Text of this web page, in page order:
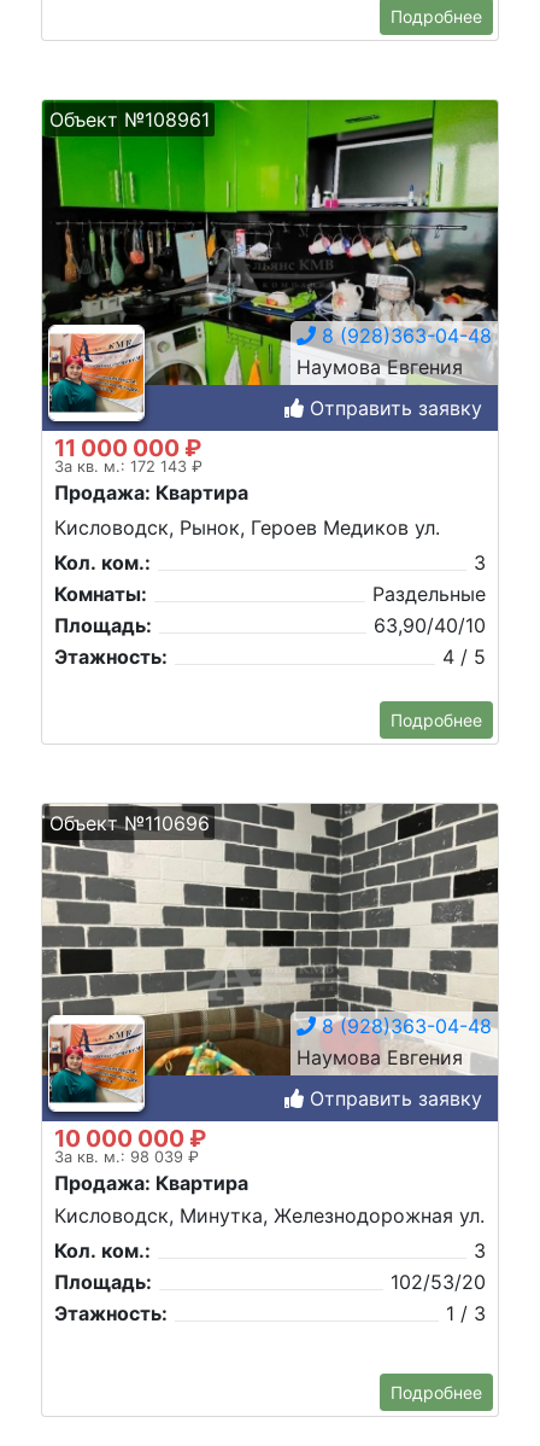
Подробнее
Объект №108961
8 (928)363-04-48
Наумова Евгения
Отправить заявку
11 000 000 ₽
За кв. м.: 172 143 ₽
Продажа: Квартира
Кисловодск, Рынок, Героев Медиков ул.
Кол. ком.:
3
Комнаты:
Раздельные
Площадь:
63,90/40/10
Этажность:
4 / 5
Подробнее
Объект №110696
8 (928)363-04-48
Наумова Евгения
Отправить заявку
10 000 000 ₽
За кв. м.: 98 039 ₽
Продажа: Квартира
Кисловодск, Минутка, Железнодорожная ул.
Кол. ком.:
3
Площадь:
102/53/20
Этажность:
1 / 3
Подробнее